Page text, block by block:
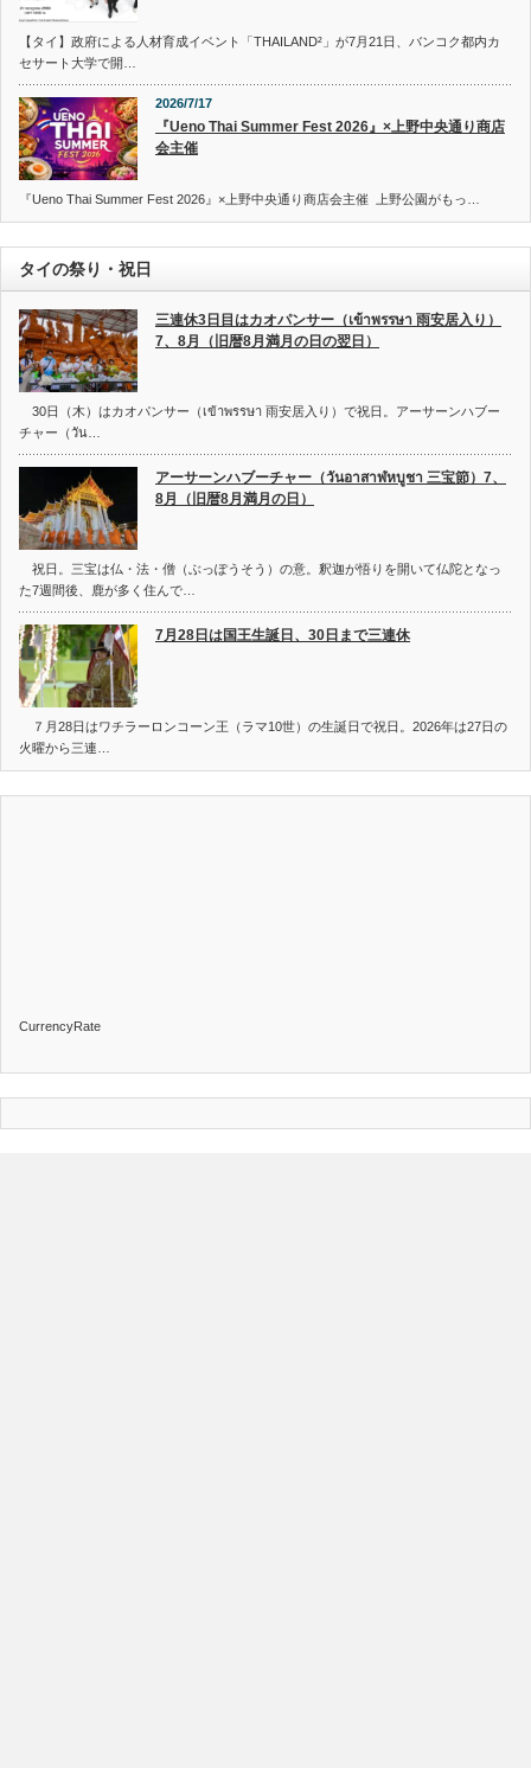
【タイ】政府による人材育成イベント「THAILAND²」が7月21日、バンコク都内カ
セサート大学で開…
2026/7/17
『Ueno Thai Summer Fest 2026』×上野中央通り商店
会主催
『Ueno Thai Summer Fest 2026』×上野中央通り商店会主催 上野公園がもっ…
タイの祭り・祝日
三連休3日目はカオパンサー（เข้าพรรษา 雨安居入り）
7、8月（旧暦8月満月の日の翌日）
30日（木）はカオパンサー（เข้าพรรษา 雨安居入り）で祝日。アーサーンハブー
チャー（วัน…
アーサーンハブーチャー（วันอาสาฬหบูชา 三宝節）7、
8月（旧暦8月満月の日）
祝日。三宝は仏・法・僧（ぶっぽうそう）の意。釈迦が悟りを開いて仏陀となっ
た7週間後、鹿が多く住んで…
7月28日は国王生誕日、30日まで三連休
７月28日はワチラーロンコーン王（ラマ10世）の生誕日で祝日。2026年は27日の
火曜から三連…
CurrencyRate